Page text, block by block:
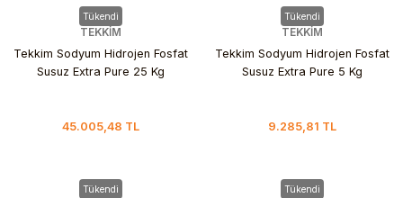
Tükendi
TEKKİM
Tekkim Sodyum Hidrojen Fosfat
Susuz Extra Pure 25 Kg
45.005,48 TL
Tükendi
TEKKİM
Tekkim Sodyum Hidrojen Fosfat
Susuz Extra Pure 5 Kg
9.285,81 TL
Tükendi Tükendi